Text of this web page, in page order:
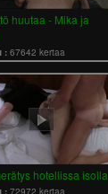
huutaa - Mika ja
:67642 kertaa
hotellissa isolla
:72972 kertaa